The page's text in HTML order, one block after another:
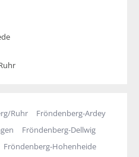
Ruhr
Fröndenberg-Ardey
Fröndenberg-Dellwig
Fröndenberg-Hohenheide